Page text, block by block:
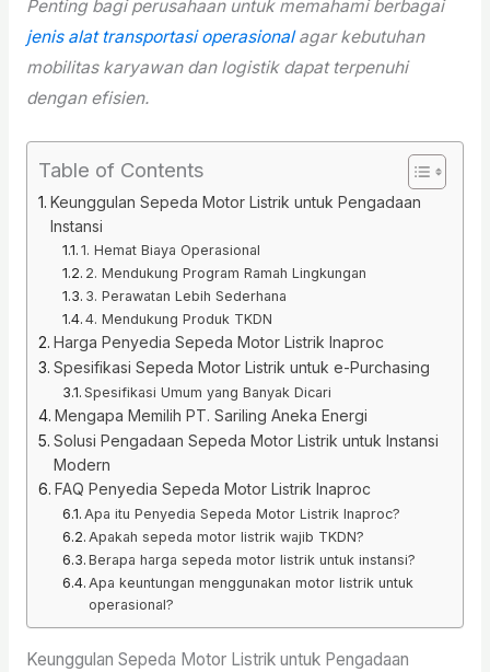
Penting bagi perusahaan untuk memahami berbagai
jenis alat transportasi operasionalagar kebutuhan
mobilitas karyawan dan logistik dapat terpenuhi
dengan efisien.
Table of Contents
Keunggulan Sepeda Motor Listrik untuk Pengadaan
Instansi
1. Hemat Biaya Operasional
2. Mendukung Program Ramah Lingkungan
3. Perawatan Lebih Sederhana
4. Mendukung Produk TKDN
Harga Penyedia Sepeda Motor Listrik Inaproc
Spesifikasi Sepeda Motor Listrik untuk e-Purchasing
Spesifikasi Umum yang Banyak Dicari
Mengapa Memilih PT. Sariling Aneka Energi
Solusi Pengadaan Sepeda Motor Listrik untuk Instansi
Modern
FAQ Penyedia Sepeda Motor Listrik Inaproc
Apa itu Penyedia Sepeda Motor Listrik Inaproc?
Apakah sepeda motor listrik wajib TKDN?
Berapa harga sepeda motor listrik untuk instansi?
Apa keuntungan menggunakan motor listrik untuk
operasional?
Keunggulan Sepeda Motor Listrik untuk Pengadaan